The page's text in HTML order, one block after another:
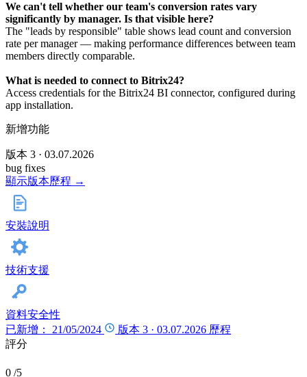
We can't tell whether our team's conversion rates vary
significantly by manager. Is that visible here?
The "leads by responsible" table shows lead count and conversion
rate per manager — making performance differences between team
members directly comparable.
What is needed to connect to Bitrix24?
Access credentials for the Bitrix24 BI connector, configured during
app installation.
新增功能
版本 3 · 03.07.2026
bug fixes
顯示版本歷程 →
安裝說明
技術支援
資料安全性
已新增： 21/05/2024
版本 3 · 03.07.2026 歷程
評分
0 /5